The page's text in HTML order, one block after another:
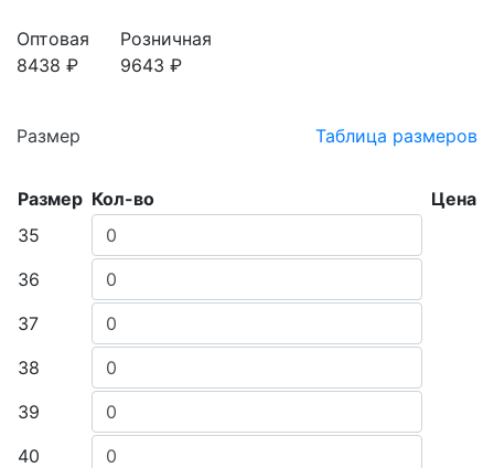
Оптовая
8438 ₽
Розничная
9643 ₽
Размер Таблица размеров
Размер Кол-во
Цена
35
36
37
38
39
40